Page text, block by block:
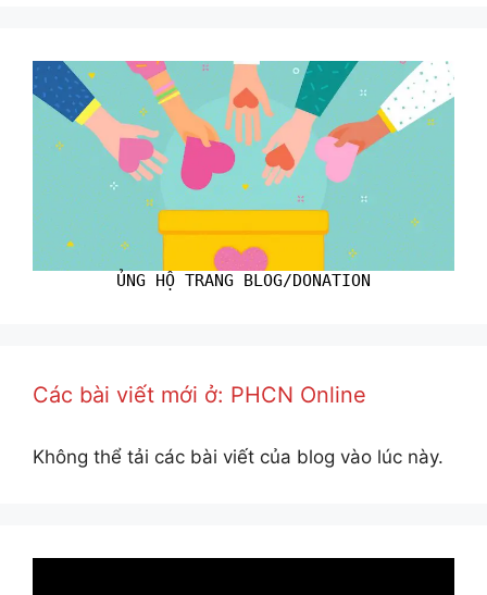
ỦNG HỘ TRANG BLOG/DONATION
Các bài viết mới ở: PHCN Online
Không thể tải các bài viết của blog vào lúc này.